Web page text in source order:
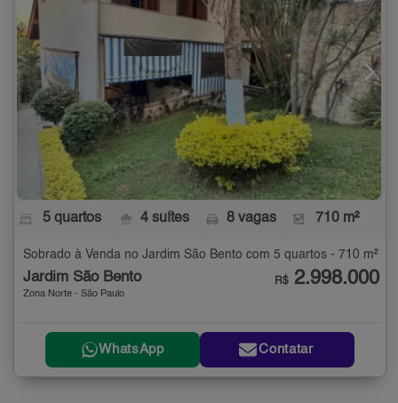
5 quartos 4 suítes 8 vagas 710 m²
Sobrado à Venda no Jardim São Bento com 5 quartos - 710 m²
Jardim São Bento
Zona Norte - São Paulo
R$ 2.998.000
WhatsApp Contatar